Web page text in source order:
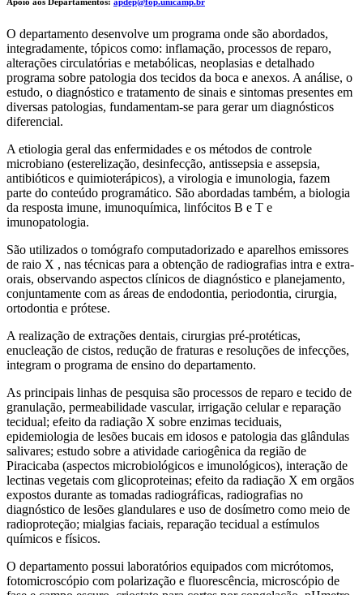
O departamento desenvolve um programa onde são abordados,
integradamente, tópicos como: inflamação, processos de reparo,
alterações circulatórias e metabólicas, neoplasias e detalhado
programa sobre patologia dos tecidos da boca e anexos. A análise, o
estudo, o diagnóstico e tratamento de sinais e sintomas presentes em
diversas patologias, fundamentam-se para gerar um diagnósticos
diferencial.
A etiologia geral das enfermidades e os métodos de controle
microbiano (esterelização, desinfecção, antissepsia e assepsia,
antibióticos e quimioterápicos), a virologia e imunologia, fazem
parte do conteúdo programático. São abordadas também, a biologia
da resposta imune, imunoquímica, linfócitos B e T e
imunopatologia.
São utilizados o tomógrafo computadorizado e aparelhos emissores
de raio X , nas técnicas para a obtenção de radiografias intra e extra-
orais, observando aspectos clínicos de diagnóstico e planejamento,
conjuntamente com as áreas de endodontia, periodontia, cirurgia,
ortodontia e prótese.
A realização de extrações dentais, cirurgias pré-protéticas,
enucleação de cistos, redução de fraturas e resoluções de infecções,
integram o programa de ensino do departamento.
As principais linhas de pesquisa são processos de reparo e tecido de
granulação, permeabilidade vascular, irrigação celular e reparação
tecidual; efeito da radiação X sobre enzimas teciduais,
epidemiologia de lesões bucais em idosos e patologia das glândulas
salivares; estudo sobre a atividade cariogênica da região de
Piracicaba (aspectos microbiológicos e imunológicos), interação de
lectinas vegetais com glicoproteinas; efeito da radiação X em orgãos
expostos durante as tomadas radiográficas, radiografias no
diagnóstico de lesões glandulares e uso de dosímetro como meio de
radioproteção; mialgias faciais, reparação tecidual a estímulos
químicos e físicos.
O departamento possui laboratórios equipados com micrótomos,
fotomicroscópio com polarização e fluorescência, microscópio de